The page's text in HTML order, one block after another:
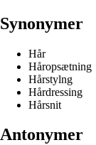
Synonymer
Hår
Håropsætning
Hårstylng
Hårdressing
Hårsnit
Antonymer